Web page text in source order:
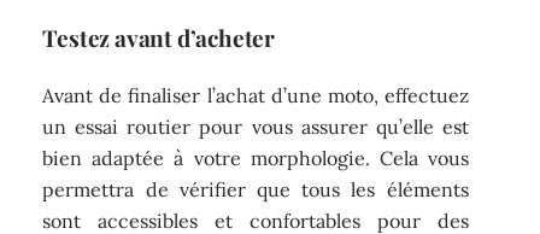
Testez avant d’acheter
Avant de finaliser l’achat d’une moto, effectuez
un essai routier pour vous assurer qu’elle est
bien adaptée à votre morphologie. Cela vous
permettra de vérifier que tous les éléments
sont accessibles et confortables pour des